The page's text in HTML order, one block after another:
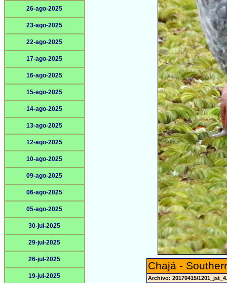
26-ago-2025
23-ago-2025
22-ago-2025
17-ago-2025
16-ago-2025
15-ago-2025
14-ago-2025
13-ago-2025
12-ago-2025
10-ago-2025
09-ago-2025
06-ago-2025
05-ago-2025
30-jul-2025
29-jul-2025
26-jul-2025
19-jul-2025
Chajá -
Archivo: 20170415/